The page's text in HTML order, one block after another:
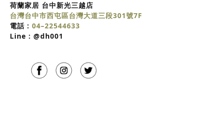
荷蘭家居 台中新光三越店
台灣台中市西屯區台灣大道三段301號7F
電話 : 04–22544633
Line : @dh001